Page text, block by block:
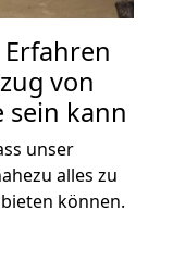
von
sein kann
unser
alles zu
können.